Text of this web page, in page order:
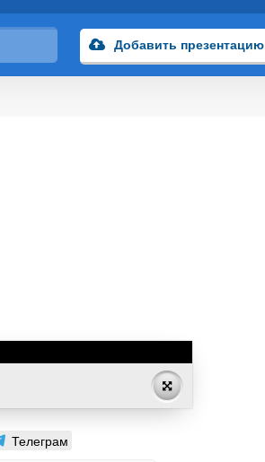
Добавить презентацию
Телеграм